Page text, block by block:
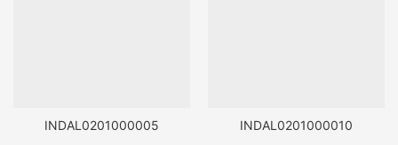
INDAL0201000005 INDAL0201000010